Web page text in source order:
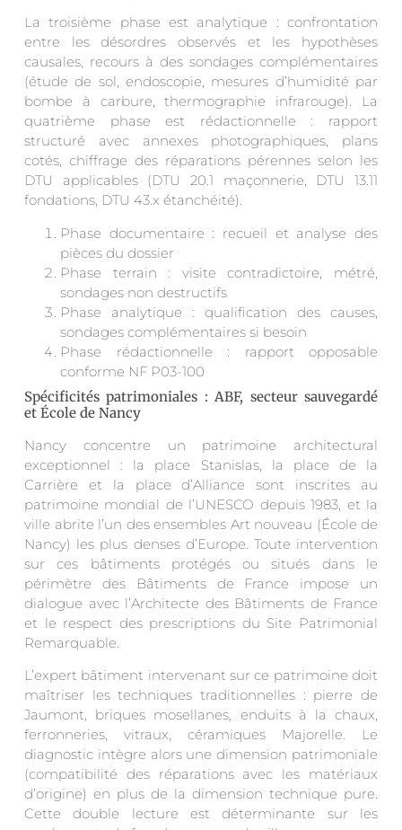
La troisième phase est analytique : confrontation
entre les désordres observés et les hypothèses
causales, recours à des sondages complémentaires
(étude de sol, endoscopie, mesures d’humidité par
bombe à carbure, thermographie infrarouge). La
quatrième phase est rédactionnelle : rapport
structuré avec annexes photographiques, plans
cotés, chiffrage des réparations pérennes selon les
DTU applicables (DTU 20.1 maçonnerie, DTU 13.11
fondations, DTU 43.x étanchéité).
Phase documentaire : recueil et analyse des
pièces du dossier
Phase terrain : visite contradictoire, métré,
sondages non destructifs
Phase analytique : qualification des causes,
sondages complémentaires si besoin
Phase rédactionnelle : rapport opposable
conforme NF P03-100
Spécificités patrimoniales : ABF, secteur sauvegardé
et École de Nancy
Nancy concentre un patrimoine architectural
exceptionnel : la place Stanislas, la place de la
Carrière et la place d’Alliance sont inscrites au
patrimoine mondial de l’UNESCO depuis 1983, et la
ville abrite l’un des ensembles Art nouveau (École de
Nancy) les plus denses d’Europe. Toute intervention
sur ces bâtiments protégés ou situés dans le
périmètre des Bâtiments de France impose un
dialogue avec l’Architecte des Bâtiments de France
et le respect des prescriptions du Site Patrimonial
Remarquable.
L’expert bâtiment intervenant sur ce patrimoine doit
maîtriser les techniques traditionnelles : pierre de
Jaumont, briques mosellanes, enduits à la chaux,
ferronneries, vitraux, céramiques Majorelle. Le
diagnostic intègre alors une dimension patrimoniale
(compatibilité des réparations avec les matériaux
d’origine) en plus de la dimension technique pure.
Cette double lecture est déterminante sur les